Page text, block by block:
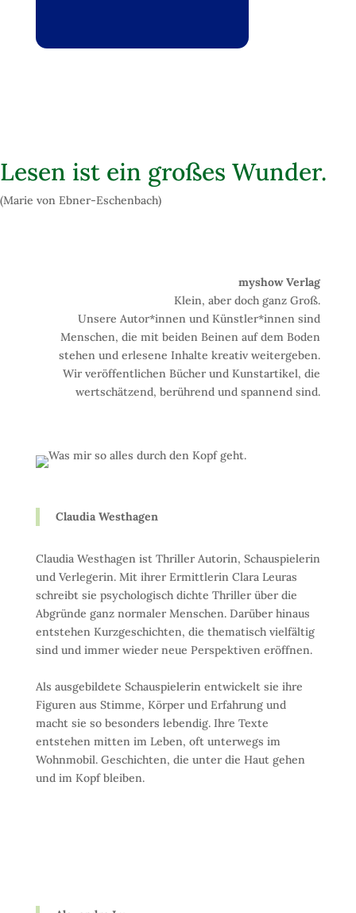
Lesen ist ein großes Wunder.
(Marie von Ebner-Eschenbach)
myshow Verlag
Klein, aber doch ganz Groß.
Unsere Autor*innen und Künstler*innen sind
Menschen, die mit beiden Beinen auf dem Boden
stehen und erlesene Inhalte kreativ weitergeben.
Wir veröffentlichen Bücher und Kunstartikel, die
wertschätzend, berührend und spannend sind.
Claudia Westhagen
Claudia Westhagen ist Thriller Autorin, Schauspielerin
und Verlegerin. Mit ihrer Ermittlerin Clara Leuras
schreibt sie psychologisch dichte Thriller über die
Abgründe ganz normaler Menschen. Darüber hinaus
entstehen Kurzgeschichten, die thematisch vielfältig
sind und immer wieder neue Perspektiven eröffnen.
Als ausgebildete Schauspielerin entwickelt sie ihre
Figuren aus Stimme, Körper und Erfahrung und
macht sie so besonders lebendig. Ihre Texte
entstehen mitten im Leben, oft unterwegs im
Wohnmobil. Geschichten, die unter die Haut gehen
und im Kopf bleiben.